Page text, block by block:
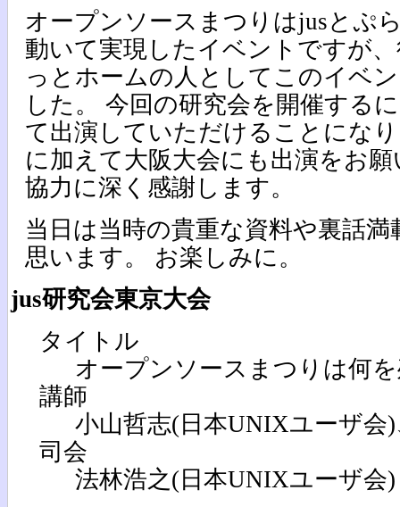
オープンソースまつりはjusとぷ
動いて実現したイベントですが
っとホームの人としてこのイベ
した。 今回の研究会を開催する
て出演していただけることにな
に加えて大阪大会にも出演をお
協力に深く感謝します。
当日は当時の貴重な資料や裏話
思います。 お楽しみに。
jus研究会東京大会
タイトル
オープンソースまつりは何
講師
小山哲志(日本UNIXユーザ会
司会
法林浩之(日本UNIXユーザ会)